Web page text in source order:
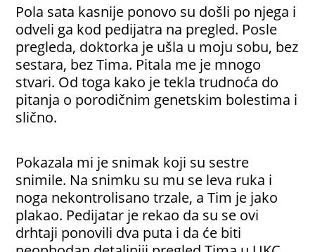
Pola sata kasnije ponovo su došli po njega i
odveli ga kod pedijatra na pregled. Posle
pregleda, doktorka je ušla u moju sobu, bez
sestara, bez Tima. Pitala me je mnogo
stvari. Od toga kako je tekla trudnoća do
pitanja o porodičnim genetskim bolestima i
slično.
Pokazala mi je snimak koji su sestre
snimile. Na snimku su mu se leva ruka i
noga nekontrolisano trzale, a Tim je jako
plakao. Pedijatar je rekao da su se ovi
drhtaji ponovili dva puta i da će biti